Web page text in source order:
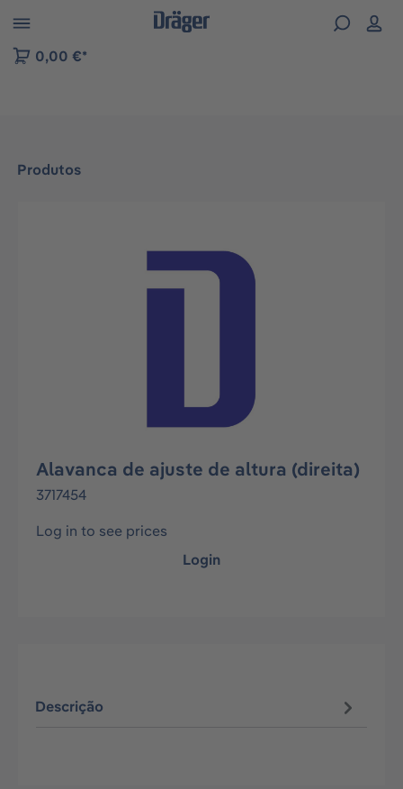
to B2B platform navigation
0,00 €*
Produtos
Ignorar galeria de imagens
Alavanca de ajuste de altura (direita)
3717454
Log in to see prices
Login
Descrição